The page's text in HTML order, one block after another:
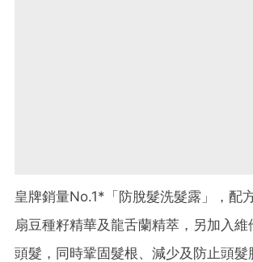
皇牌銷量No.1*「防脫髮洗髮露」，配
扇豆種籽精華及龍舌蘭精萃，另加入維
頭髮，同時鞏固髮根、減少及防止頭髮